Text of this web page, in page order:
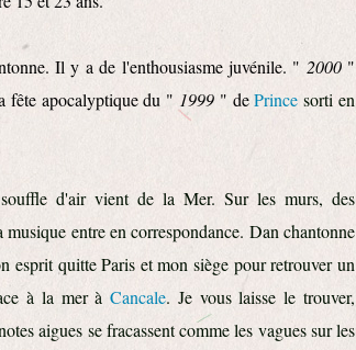
Il y a de l'enthousiasme juvénile. " 2000"
fête apocalyptique du " 1999 " dePrince sorti en
d'air vient de la Mer. Sur les murs, des
entre en correspondance. Dan chantonne
esprit quitte Paris et mon siège pour retrouver un
à la mer àCancale. Je vous laisse le trouver,
aigues se fracassent comme les vagues sur les